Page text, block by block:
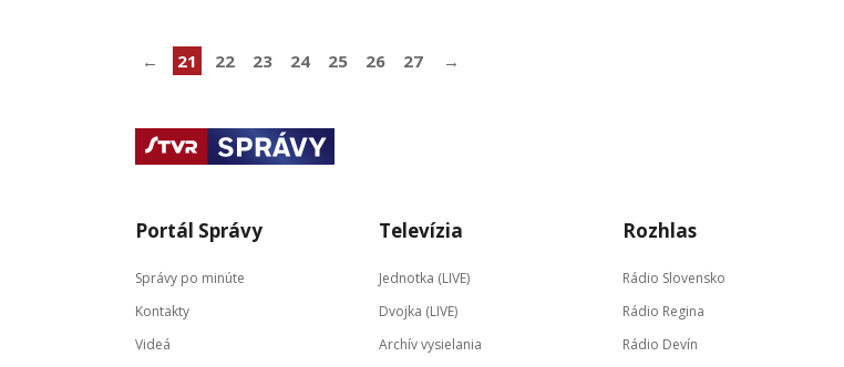
← 21 22 23 24 25 26 27 →
Portál Správy
Správy po minúte
Kontakty
Videá
Televízia
Jednotka (LIVE)
Dvojka (LIVE)
Archív vysielania
Rozhlas
Rádio Slovensko
Rádio Regina
Rádio Devín